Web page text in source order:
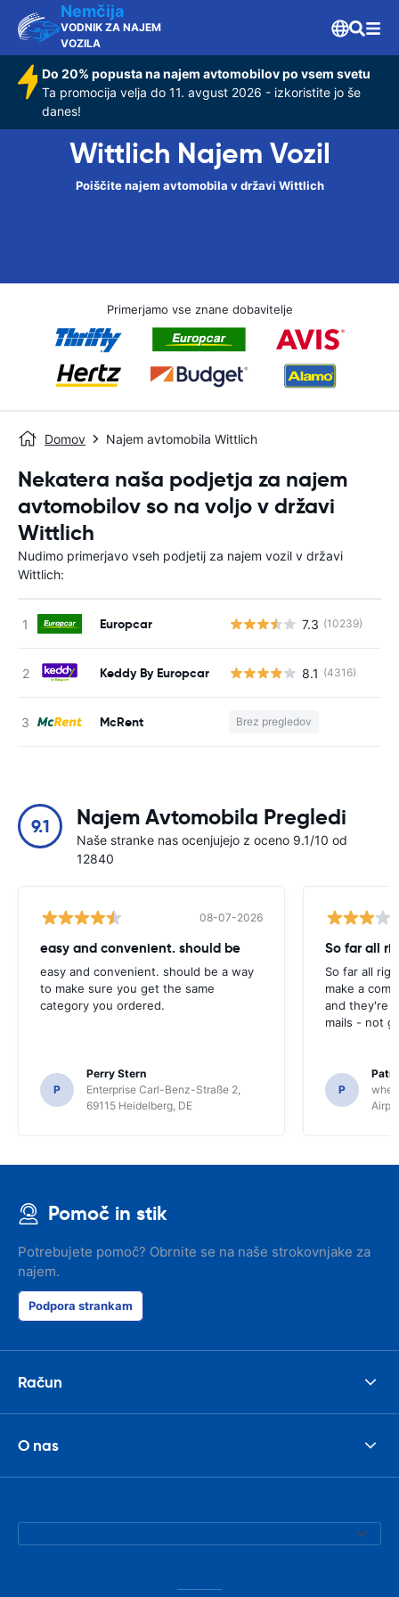
Nemčija
VODNIK ZA NAJEM
VOZILA
Do 20% popusta na najem avtomobilov po vsem svetu
Ta promocija velja do 11. avgust 2026 - izkoristite jo še
danes!
Wittlich Najem Vozil
Poiščite najem avtomobila v državi Wittlich
Primerjamo vse znane dobavitelje
Domov Najem avtomobila Wittlich
Nekatera naša podjetja za najem
avtomobilov so na voljo v državi
Wittlich
Nudimo primerjavo vseh podjetij za najem vozil v državi
Wittlich:
Europcar 7.3 (10239)
Keddy By Europcar 8.1 (4316)
McRent Brez pregledov
9.1 Najem Avtomobila Pregledi
Naše stranke nas ocenjujejo z oceno 9.1/10 od
12840
08-07-2026
easy and convenient. should be
easy and convenient. should be a way
to make sure you get the same
category you ordered.
P
Perry Stern
Enterprise Carl-Benz-Straße 2,
69115 Heidelberg, DE
So far all
So far all
make a
and they're
mails - not
P
Pomoč in stik
Potrebujete pomoč? Obrnite se na naše strokovnjake za
najem.
Podpora strankam
Račun
O nas